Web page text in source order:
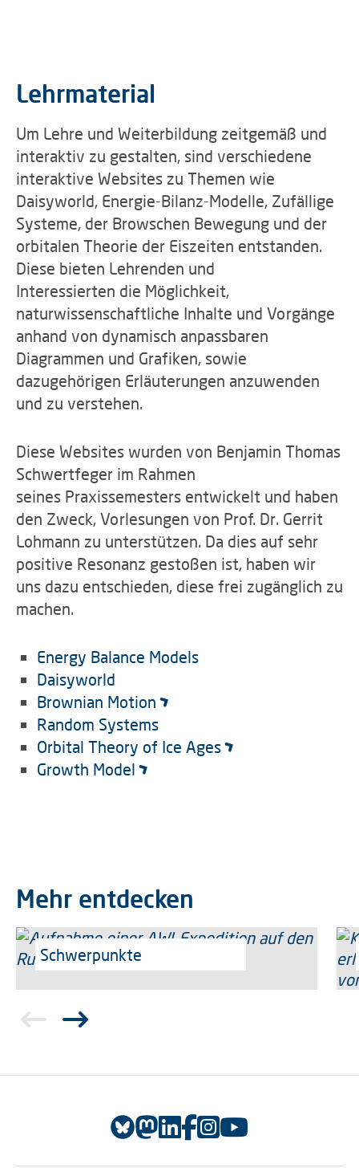
Lehrmaterial
Um Lehre und Weiterbildung zeitgemäß und
interaktiv zu gestalten, sind verschiedene
interaktive Websites zu Themen wie
Daisyworld, Energie-Bilanz-Modelle, Zufällige
Systeme, der Browschen Bewegung und der
orbitalen Theorie der Eiszeiten entstanden.
Diese bieten Lehrenden und
Interessierten die Möglichkeit,
naturwissenschaftliche Inhalte und Vorgänge
anhand von dynamisch anpassbaren
Diagrammen und Grafiken, sowie
dazugehörigen Erläuterungen anzuwenden
und zu verstehen.
Diese Websites wurden von Benjamin Thomas
Schwertfeger im Rahmen
seines Praxissemesters entwickelt und haben
den Zweck, Vorlesungen von Prof. Dr. Gerrit
Lohmann zu unterstützen. Da dies auf sehr
positive Resonanz gestoßen ist, haben wir
uns dazu entschieden, diese frei zugänglich zu
machen.
Energy Balance Models
Daisyworld
Brownian Motion
Random Systems
Orbital Theory of Ice Ages
Growth Model
Mehr entdecken
Schwerpunkte